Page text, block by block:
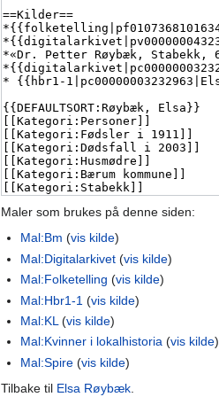
Maler som brukes på denne siden:
Mal:Bm (vis kilde)
Mal:Digitalarkivet (vis kilde)
Mal:Folketelling (vis kilde)
Mal:Hbr1-1 (vis kilde)
Mal:KL (vis kilde)
Mal:Kvinner i lokalhistoria (vis kilde)
Mal:Spire (vis kilde)
Tilbake til Elsa Røybæk